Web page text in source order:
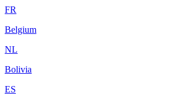
FR
Belgium
NL
Bolivia
ES